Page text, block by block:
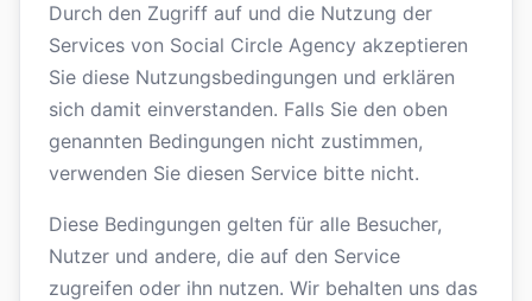
Durch den Zugriff auf und die Nutzung der
Services von Social Circle Agency akzeptieren
Sie diese Nutzungsbedingungen und erklären
sich damit einverstanden. Falls Sie den oben
genannten Bedingungen nicht zustimmen,
verwenden Sie diesen Service bitte nicht.
Diese Bedingungen gelten für alle Besucher,
Nutzer und andere, die auf den Service
zugreifen oder ihn nutzen. Wir behalten uns das